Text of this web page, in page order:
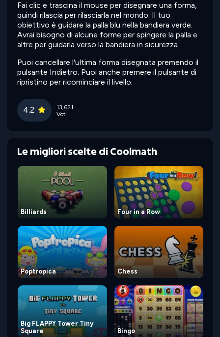
Fai clic e trascina il mouse per disegnare una forma,
quindi rilascia per rilasciarla nel mondo. Il tuo
obiettivo è guidare la palla blu nella bandiera verde.
Avrai bisogno di alcune forme per spingere la palla e
altre per guidarla verso la bandiera in sicurezza.
Puoi cancellare l'ultima forma disegnata premendo il
pulsante Indietro. Puoi anche premere il pulsante di
ripristino per ricominciare il livello.
4.2
13,621
Voti
Le migliori scelte di Coolmath
Billiards Four in a Row
Poptropica Chess
Big FLAPPY Tower Tiny
Square
Bingo